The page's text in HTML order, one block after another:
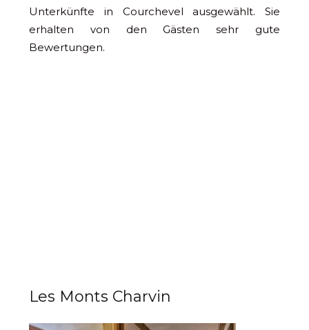
Unterkünfte in Courchevel ausgewählt. Sie
erhalten von den Gästen sehr gute
Bewertungen.
Les Monts Charvin